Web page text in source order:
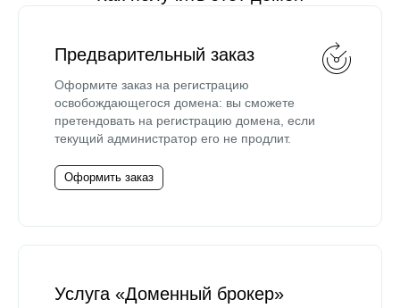
Предварительный заказ
Оформите заказ на регистрацию
освобождающегося домена: вы сможете
претендовать на регистрацию домена, если
текущий администратор его не продлит.
Оформить заказ
Услуга «Доменный брокер»